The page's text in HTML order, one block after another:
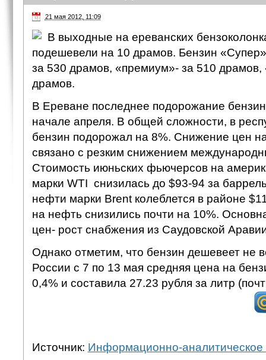
21 мая 2012, 11:09
В выходные на ереванских
подешевели на 10 драмов. Бензин
за 530 драмов, «премиум»- за 510 драмов,
драмов.
В Ереване последнее подорожание
начале апреля. В общей сложности, в
бензин подорожал на 8%. Снижение цен
связано с резким снижением
Стоимость июньских фьючерсов на
марки WTI снизилась до $93-94 за
нефти марки Brent колеблется в районе
на нефть снизились почти на 10%.
цен- рост снабжения из Саудовской
Однако отметим, что бензин дешевеет не
России с 7 по 13 мая средняя цена на
0,4% и составила 27.23 рубля за литр
Источник: Информационно-аналитическое